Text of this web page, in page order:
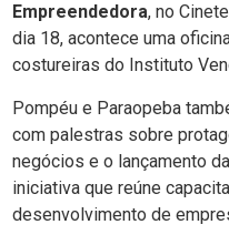
Empreendedora, no
dia 18, acontece uma
costureiras do Instituto
Pompéu e Paraopeba
com palestras sobre
negócios e o lançamento da
iniciativa que reúne
desenvolvimento de